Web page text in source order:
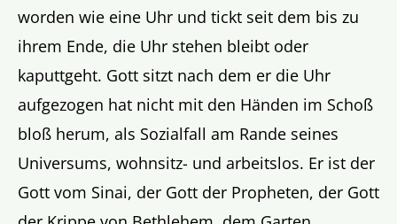
worden wie eine Uhr und tickt seit dem bis zu
ihrem Ende, die Uhr stehen bleibt oder
kaputtgeht. Gott sitzt nach dem er die Uhr
aufgezogen hat nicht mit den Händen im Schoß
bloß herum, als Sozialfall am Rande seines
Universums, wohnsitz- und arbeitslos. Er ist der
Gott vom Sinai, der Gott der Propheten, der Gott